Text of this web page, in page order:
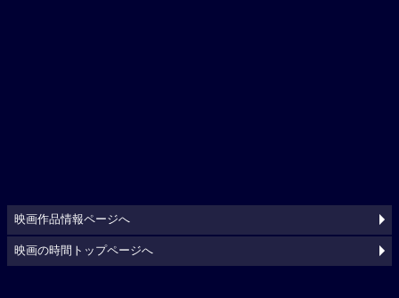
映画作品情報ページへ
映画の時間トップページへ